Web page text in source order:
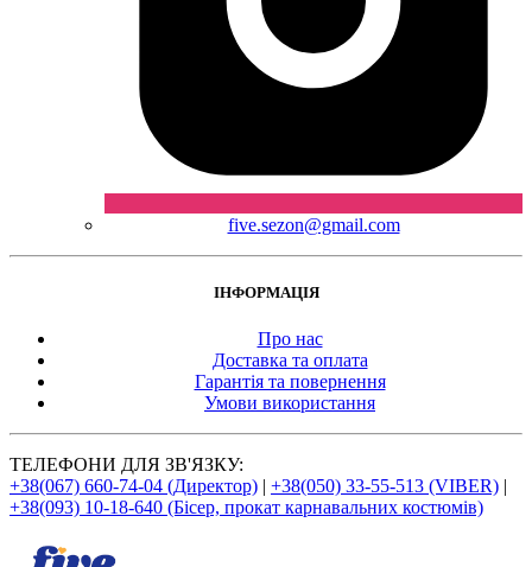
five.sezon@gmail.com
ІНФОРМАЦІЯ
Про нас
Доставка та оплата
Гарантія та повернення
Умови використання
ТЕЛЕФОНИ ДЛЯ ЗВ'ЯЗКУ:
+38(067) 660-74-04 (Директор) | +38(050) 33-55-513 (VIBER) |
+38(093) 10-18-640 (Бісер, прокат карнавальних костюмів)